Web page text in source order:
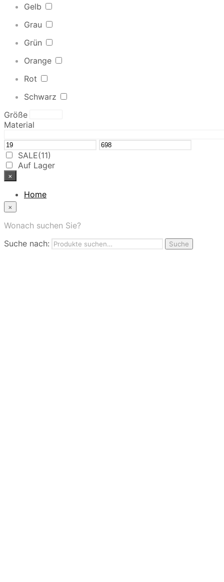
Gelb
Grau
Grün
Orange
Rot
Schwarz
Größe
Material
SALE(11)
Auf Lager
×
Home
App
Nutzungbedingungen
×
Wonach suchen Sie?
Suche nach:
Suche